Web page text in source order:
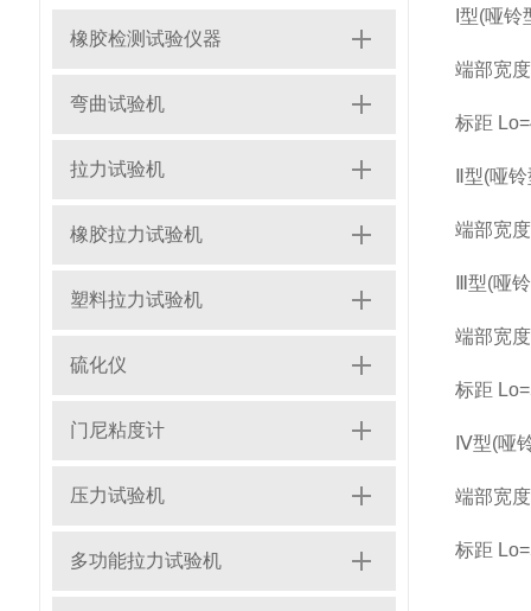
橡胶检测试验仪器
弯曲试验机
拉力试验机
橡胶拉力试验机
塑料拉力试验机
硫化仪
门尼粘度计
压力试验机
多功能拉力试验机
I型(哑铃
端部宽
标距
Ⅱ型(哑
端部宽
Ⅲ型(哑
端部宽
标距
Ⅳ型(哑
端部宽
标距